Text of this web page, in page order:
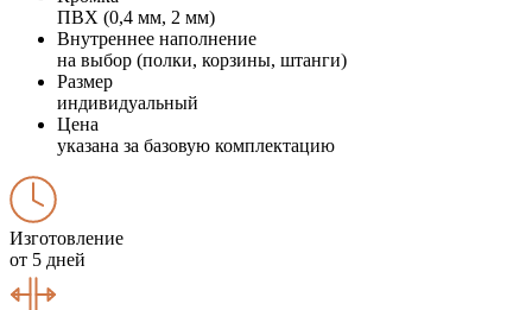
ПВХ (0,4 мм, 2 мм)
Внутреннее наполнение
на выбор (полки, корзины, штанги)
Размер
индивидуальный
Цена
указана за базовую комплектацию
Изготовление
от 5 дней